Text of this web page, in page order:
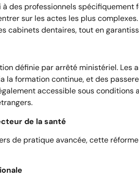
des professionnels spécifiquement
sur les actes les plus
cabinets dentaires, tout en
définie par arrêté ministériel. Les
la formation continue, et des
accessible sous conditions
de la santé
de pratique avancée, cette